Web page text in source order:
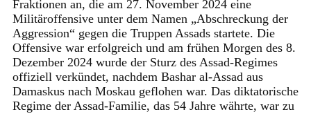
Fraktionen an, die am 27. November 2024 eine
Militäroffensive unter dem Namen „Abschreckung der
Aggression“ gegen die Truppen Assads startete. Die
Offensive war erfolgreich und am frühen Morgen des 8.
Dezember 2024 wurde der Sturz des Assad-Regimes
offiziell verkündet, nachdem Bashar al-Assad aus
Damaskus nach Moskau geflohen war. Das diktatorische
Regime der Assad-Familie, das 54 Jahre währte, war zu